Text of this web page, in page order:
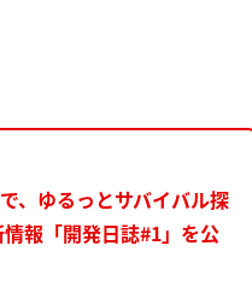
、ゆるっとサバイバル探
報「開発日誌#1」を公